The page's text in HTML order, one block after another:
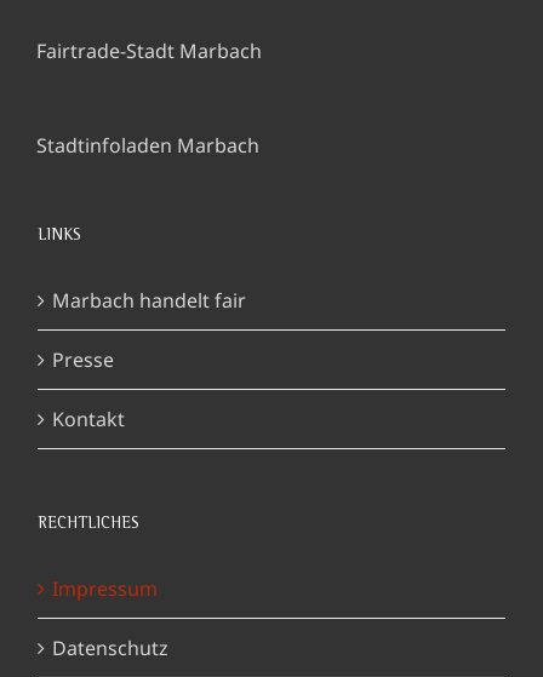
Fairtrade-Stadt Marbach
Stadtinfoladen Marbach
LINKS
Marbach handelt fair
Presse
Kontakt
RECHTLICHES
Impressum
Datenschutz